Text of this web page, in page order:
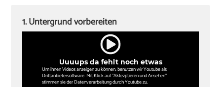
Stichsäge und Kappsäge
Uuuups da fehlt noch etwas
Um ihnen Videos anzeigen zu können, benutzen wir Youtube als
Drittanbietersoftware. Mit Klick auf "Aktezptieren und Ansehen"
stimmen sie der Datenverarbeitung durch Youtube zu.
1. Untergrund vorbereiten